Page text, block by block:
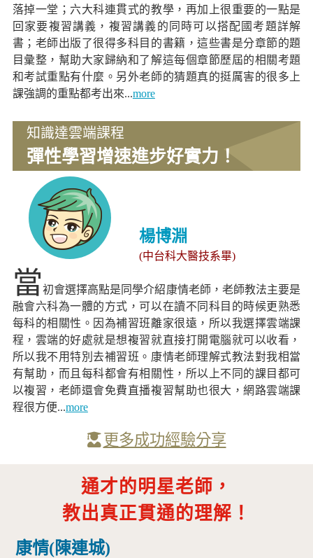
落掉一堂；六大科連貫式的教學，再加上很重要的一點是
回家要複習講義，複習講義的同時可以搭配國考題詳解
書；老師出版了很得多科目的書籍，這些書是分章節的題
目彙整，幫助大家歸納和了解這每個章節歷屆的相關考題
和考試重點有什麼。另外老師的猜題真的挺厲害的很多上
課強調的重點都考出來...more
知識達雲端課程
彈性學習增速進步好實力！
楊博淵
(中台科大醫技系畢)
當初會選擇高點是同學介紹康情老師，老師教法主要是
融會六科為一體的方式，可以在讀不同科目的時候更熟悉
每科的相關性。因為補習班離家很遠，所以我選擇雲端課
程，雲端的好處就是想複習就直接打開電腦就可以收看，
所以我不用特別去補習班。康情老師理解式教法對我相當
有幫助，而且每科都會有相關性，所以上不同的課目都可
以複習，老師還會免費直播複習幫助也很大，網路雲端課
程很方便...more
更多成功經驗分享
通才的明星老師，
教出真正貫通的理解！
康情(陳連城)